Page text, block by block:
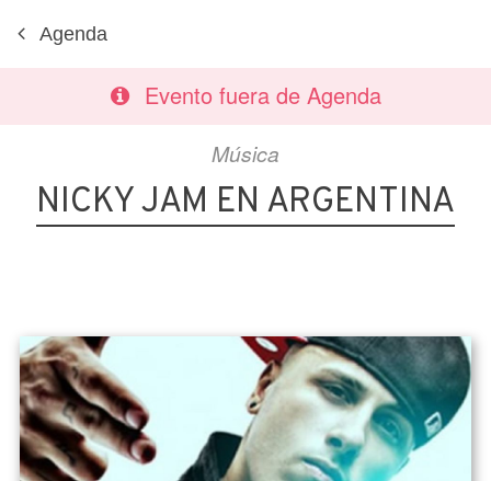
Agenda
Evento fuera de Agenda
Música
NICKY JAM EN ARGENTINA